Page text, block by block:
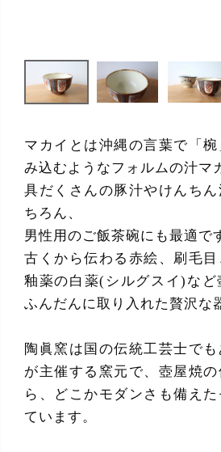
マカイとは沖縄の言葉で「
み込むようなフォルムの汁マ
具だくさんの豚汁やけんち
ちろん、
男性用のご飯茶碗にも最適で
古くから伝わる赤絵、刷毛
釉薬の白薬(シルグスイ)など
ふんだんに取り入れた贅沢な
陶眞窯は国の伝統工芸士で
が主催する窯元で、壺屋焼
ら、どこかモダンさも備え
ています。